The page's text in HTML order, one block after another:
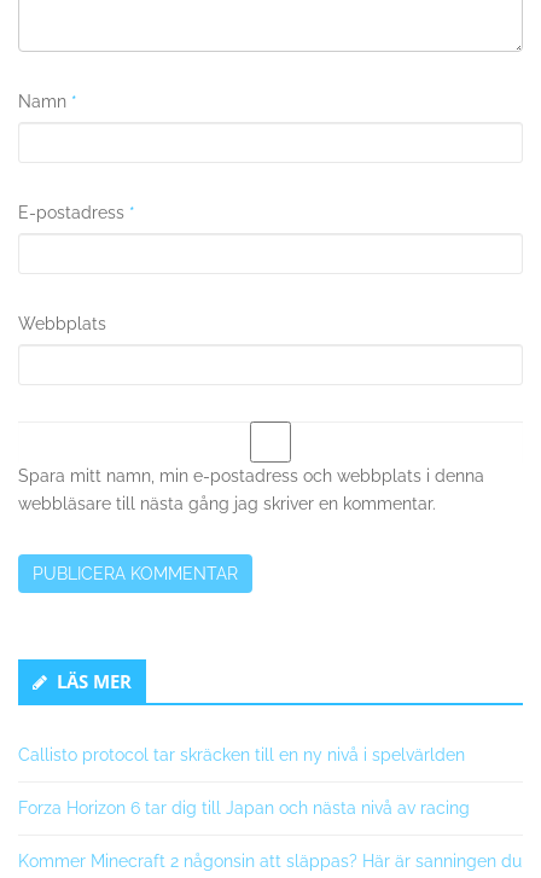
Namn *
E-postadress *
Webbplats
Spara mitt namn, min e-postadress och webbplats i denna
webbläsare till nästa gång jag skriver en kommentar.
r
a
i
Secondary
Sidebar
LÄS MER
Callisto protocol tar skräcken till en ny nivå i spelvärlden
Forza Horizon 6 tar dig till Japan och nästa nivå av racing
Kommer Minecraft 2 någonsin att släppas? Här är sanningen du